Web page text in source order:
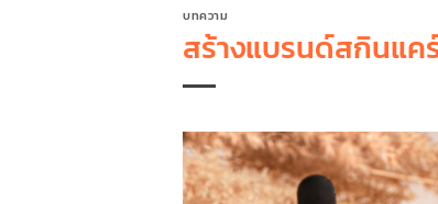
บทความ
สร้างแบรนด์สกินแค